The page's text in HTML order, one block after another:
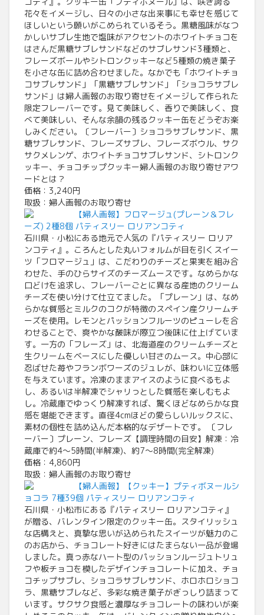
花々をイメージし、日々の小さな出来事にも幸せを感じて
ほしいという願いがこめられているそう。黒糖風味がなつ
かしいサブレ生地で塩味がアクセントのホワイトチョコを
はさんだ黒糖サブレサンドなどのサブレサンド3種類と、
フレーズボールやシトロンクッキーなど5種類の焼き菓子
を小さな缶に詰め合わせました。なかでも「ホワイトチョ
コサブレサンド」「黒糖サブレサンド」「ショコラサブレ
サンド」は婦人画報のお取り寄せをイメージして作られた
限定フレーバーです。見て美味しく、香りで美味しく、食
べて美味しい、そんな余韻の残るクッキー缶をどうぞお楽
しみください。〔フレーバー〕ショコラサブレサンド、黒
糖サブレサンド、フレーズサブレ、フレーズボウル、サク
サクメレンゲ、ホワイトチョコサブレサンド、シトロンク
ッキー、チョコチップクッキー婦人画報のお取り寄せアワ
ードとは？
価格：3,240円
取扱：婦人画報のお取り寄せ
【婦人画報】フロマージュ(プレーン＆フレ
ーズ) 2種8個 パティスリー ロリアンコティ
石川県・小松にある地元で人気の『パティスリー ロリア
ンコティ』。ころんとした丸いフォルムが目を引くスイー
ツ「フロマージュ」は、こだわりのチーズと果実を組み合
わせた、手のひらサイズのチーズムースです。なめらかな
口どけを追求し、フレーバーごとに異なる産地のクリーム
チーズを使い分けて仕立てました。「プレーン」は、なめ
らかな質感とミルクのコクが特徴のスペイン産クリームチ
ーズを使用。レモンとパッションフルーツのピューレを合
わせることで、爽やかな酸味が際立つ後味に仕上げていま
す。一方の「フレーズ」は、北海道産のクリームチーズと
生クリームをベースにした優しい甘さのムース。中心部に
忍ばせた苺やフランボワーズのジュレが、味わいに立体感
を与えています。冷凍のままアイスのように食べるもよ
し、あるいは半解凍でシャリっとした質感を楽しむもよ
し。冷蔵庫でゆっくり解凍すれば、驚くほどなめらかな食
感を堪能できます。直径4cmほどの愛らしいルックスに、
素材の個性を詰め込んだ本格的なデザートです。 〔フレ
ーバー〕プレーン、フレーズ【調理時間の目安】解凍：冷
蔵庫で約4～5時間(半解凍)、約7～8時間(完全解凍)
価格：4,860円
取扱：婦人画報のお取り寄せ
【婦人画報】【クッキー】プティボヌールシ
ョコラ 7種39個 パティスリー ロリアンコティ
石川県・小松市にある『パティスリー ロリアンコティ』
が贈る、バレンタイン限定のクッキー缶。スタイリッシュ
な店構えと、真摯な思いが込められたスイーツが魅力のこ
のお店から、チョコレート好きにはたまらない一品が登場
しました。真っ赤なハート型のパッションルージュトリュ
フや板チョコを模したデザインチョコレートに加え、チョ
コチップサブレ、ショコラサブレサンド、ホロホロショコ
ラ、黒糖サブレなど、多彩な焼き菓子がぎっしり詰まって
います。サクサク食感と濃厚なチョコレートの味わいが楽